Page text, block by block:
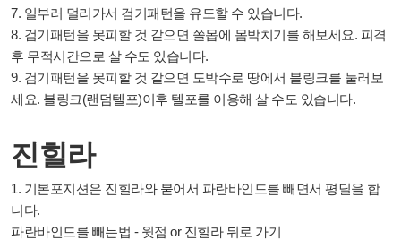
7. 일부러 멀리가서 검기패턴을 유도할 수 있습니다.
8. 검기패턴을 못피할 것 같으면 쫄몹에 몸박치기를 해보세요. 피격
후 무적시간으로 살 수도 있습니다.
9. 검기패턴을 못피할 것 같으면 도박수로 땅에서 블링크를 눌러보
세요. 블링크(랜덤텔포)이후 텔포를 이용해 살 수도 있습니다.
진힐라
1. 기본포지션은 진힐라와 붙어서 파란바인드를 빼면서 평딜을 합
니다.
파란바인드를 빼는법 - 윗점 or 진힐라 뒤로 가기